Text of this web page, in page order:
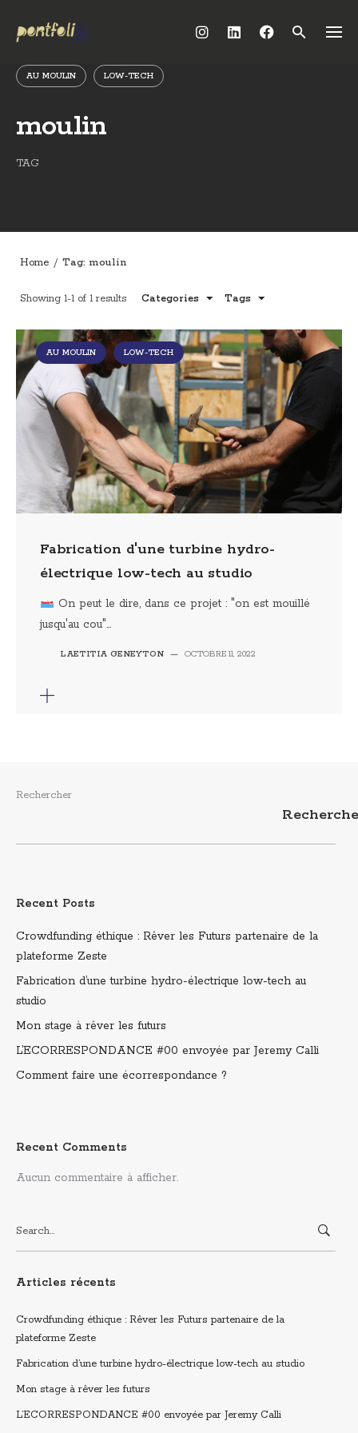
AU MOULIN LOW-TECH
moulin
TAG
Home / Tag: moulin
Showing 1-1 of 1 results Categories Tags
AU MOULIN LOW-TECH
Fabrication d'une turbine hydro-
électrique low-tech au studio
On peut le dire, dans ce projet : "on est mouillé
jusqu'au cou"...
LAETITIA GENEYTON — OCTOBRE 11, 2022
Rechercher
Recent Posts
Crowdfunding éthique : Rêver les Futurs partenaire de la
plateforme Zeste
Fabrication d’une turbine hydro-électrique low-tech au
studio
Mon stage à rêver les futurs
L’ECORRESPONDANCE #00 envoyée par Jeremy Calli
Comment faire une écorrespondance ?
Recent Comments
Aucun commentaire à afficher.
Articles récents
Crowdfunding éthique : Rêver les Futurs partenaire de la
plateforme Zeste
Fabrication d’une turbine hydro-électrique low-tech au studio
Mon stage à rêver les futurs
L’ECORRESPONDANCE #00 envoyée par Jeremy Calli